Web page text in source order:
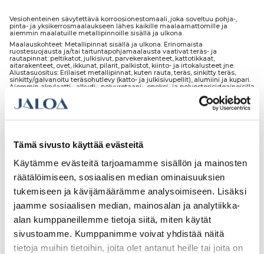
Tämä sivusto käyttää evästeitä
Käytämme evästeitä tarjoamamme sisällön ja mainosten
räätälöimiseen, sosiaalisen median ominaisuuksien
tukemiseen ja kävijämäärämme analysoimiseen. Lisäksi
jaamme sosiaalisen median, mainosalan ja analytiikka-
alan kumppaneillemme tietoja siitä, miten käytät
sivustoamme. Kumppanimme voivat yhdistää näitä
tietoja muihin tietoihin, joita olet antanut heille tai joita on
Vesiohenteinen sävytettävä korroosionestomaali, joka soveltuu pohja-,
pinta- ja yksikerrosmaalaukseen lähes kaikille maalaamattomille ja
aiemmin maalatuille metallipinnoille sisällä ja ulkona.
Maalauskohteet: Metallipinnat sisällä ja ulkona. Erinomaista
ruostesuojausta ja/tai tartuntapohjamaalausta vaativat teräs- ja
rautapinnat: peltikatot, julkisivut, parvekerakenteet, kattotikkaat,
aitarakenteet, ovet, ikkunat, pilarit, palkistot, kiinto- ja irtokalusteet jne.
Alustasuositus: Erilaiset metallipinnat, kuten rauta, teräs, sinkitty teräs,
sinkitty/galvanoitu teräsohutlevy (katto- ja julkisivupellit), alumiini ja kupari.
Aiemmin akrylaatti-, alkydi-, polyuretaani-, epoksi- ja polyesterisideaineisilla
maaleilla tai pinnoitteilla pohja- tai pintamaalatut metallipinnat. Tartunta
myös konepajapohjamaalien päälle on hyvä. Tuotetta ei tarvitse hyvän
säänkestonsa vuoksi pintamaalata. Värisävyn ja kiillon säilyvyys on
Tutustu myös